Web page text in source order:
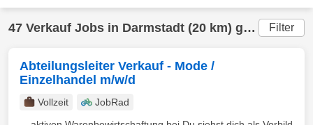
47 Verkauf Jobs in Darmstadt (20 km) gefunden Filter
Abteilungsleiter Verkauf - Mode /
Einzelhandel m/w/d
Vollzeit
JobRad